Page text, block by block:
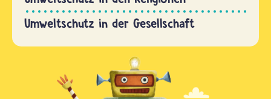
Umweltschutz in der Gesellschaft